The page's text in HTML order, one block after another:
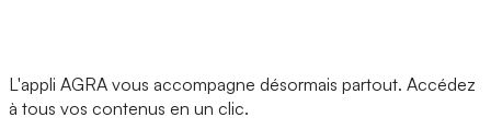
L'appli AGRA vous accompagne désormais partout. Accédez
à tous vos contenus en un clic.